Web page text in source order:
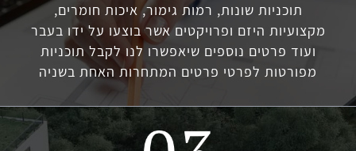
תוכניות שונות, רמות גימור, איכות חומרים,
מקצועיות היזם ופרויקטים אשר בוצעו על ידו בעבר
ועוד פרטים נוספים שיאפשרו לנו לקבל תוכניות
מפורטות לפרטי פרטים המתחרות האחת בשניה